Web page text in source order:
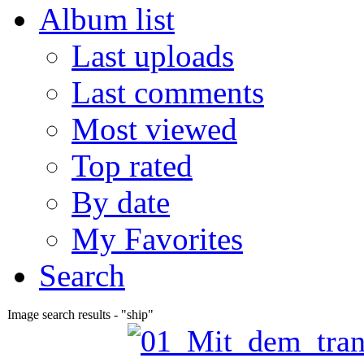
Album list
Last uploads
Last comments
Most viewed
Top rated
By date
My Favorites
Search
Image search results - "ship"